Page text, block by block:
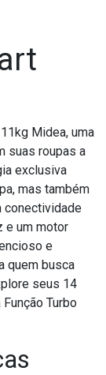
Midea, uma
suas roupas a
exclusiva
mas também
conectividade
e um motor
e
quem busca
seus 14
Turbo